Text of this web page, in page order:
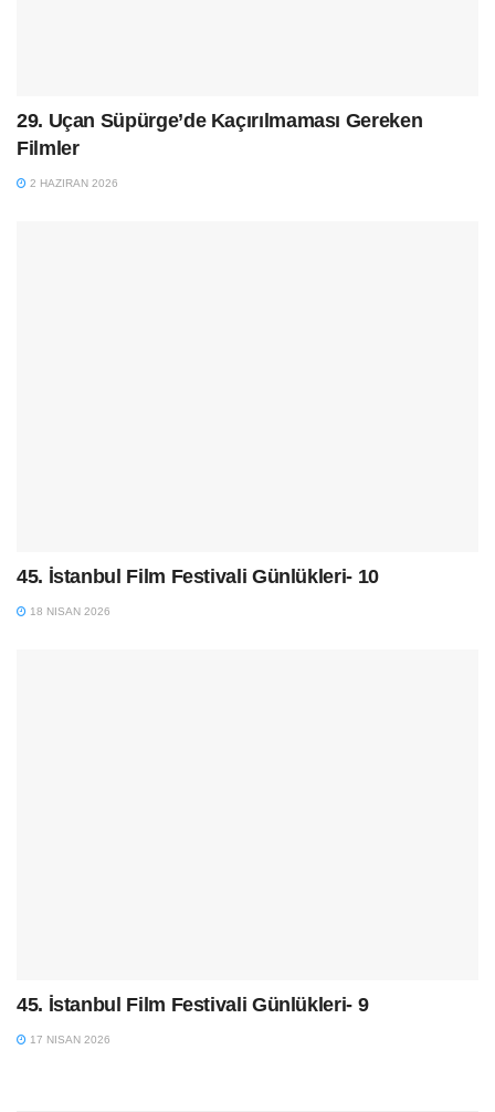
29. Uçan Süpürge’de Kaçırılmaması Gereken
Filmler
2 HAZIRAN 2026
45. İstanbul Film Festivali Günlükleri- 10
18 NISAN 2026
45. İstanbul Film Festivali Günlükleri- 9
17 NISAN 2026